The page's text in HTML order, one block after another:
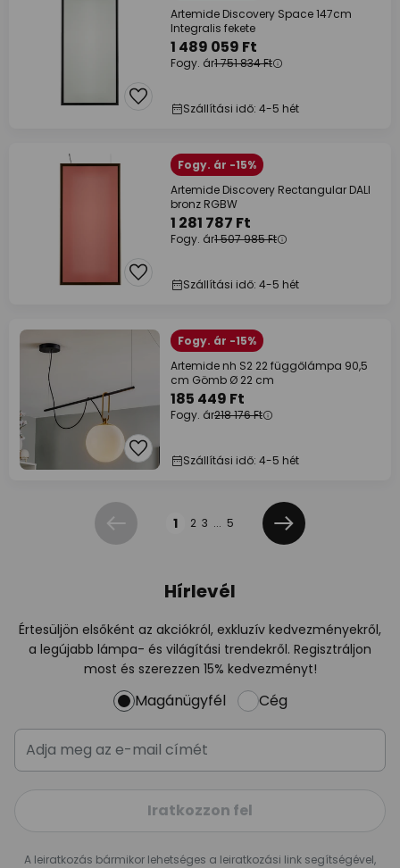
Artemide Discovery Space 147cm
Integralis fekete
1 489 059 Ft
Fogy. ár1 751 834 Ft
Szállítási idő: 4-5 hét
Fogy. ár -15%
Artemide Discovery Rectangular DALI
bronz RGBW
1 281 787 Ft
Fogy. ár1 507 985 Ft
Szállítási idő: 4-5 hét
Fogy. ár -15%
Artemide nh S2 22 függőlámpa 90,5
cm Gömb Ø 22 cm
185 449 Ft
Fogy. ár218 176 Ft
Szállítási idő: 4-5 hét
Előző 1 2 3 ... 5
Következő
Hírlevél
Értesüljön elsőként az akciókról, exkluzív kedvezményekről,
a legújabb lámpa- és világítási trendekről. Regisztráljon
most és szerezzen 15% kedvezményt!
Magánügyfél Cég
Iratkozzon fel
A leiratkozás bármikor lehetséges a leiratkozási link segítségével,